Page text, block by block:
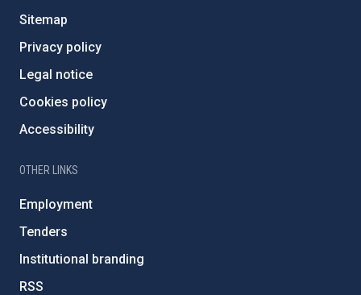
Sitemap
Privacy policy
Legal notice
Cookies policy
Accessibility
OTHER LINKS
Employment
Tenders
Institutional branding
RSS